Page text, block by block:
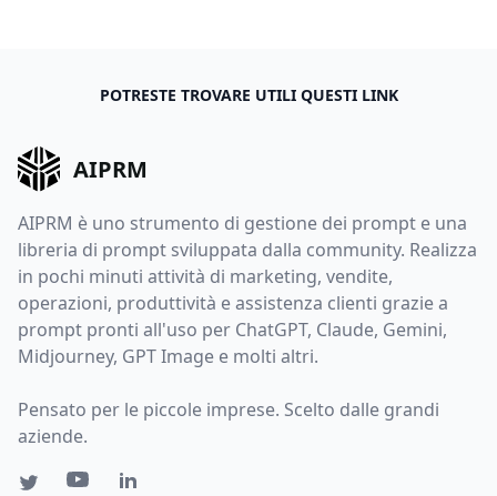
POTRESTE TROVARE UTILI QUESTI LINK
AIPRM
AIPRM è uno strumento di gestione dei prompt e una
libreria di prompt sviluppata dalla community. Realizza
in pochi minuti attività di marketing, vendite,
operazioni, produttività e assistenza clienti grazie a
prompt pronti all'uso per ChatGPT, Claude, Gemini,
Midjourney, GPT Image e molti altri.
Pensato per le piccole imprese. Scelto dalle grandi
aziende.